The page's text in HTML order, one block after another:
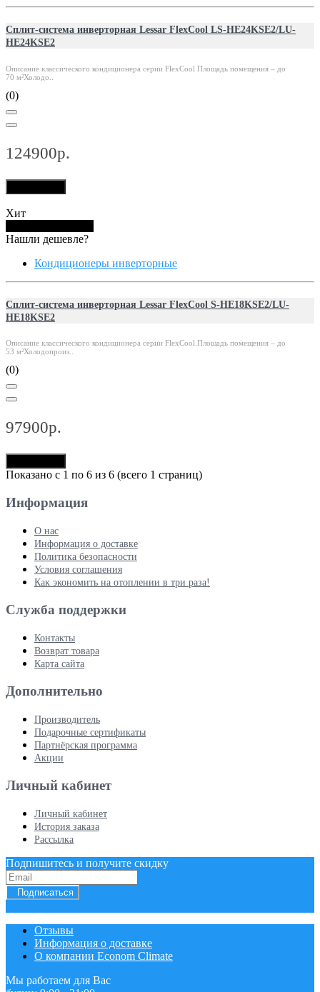
Сплит-система инверторная Lessar FlexCool LS-HE24KSE2/LU-
HE24KSE2
Описание классического кондиционера серии FlexCool Площадь помещения – до
70 м²Холодо..
(0)
124900р.
Хит
Нашли дешевле?
Кондиционеры инверторные
Сплит-система инверторная Lessar FlexCool S-HE18KSE2/LU-
HE18KSE2
Описание классического кондиционера серии FlexCool.Площадь помещения – до
53 м²Холодопроиз..
(0)
97900р.
Показано с 1 по 6 из 6 (всего 1 страниц)
Информация
О нас
Информация о доставке
Политика безопасности
Условия соглашения
Как экономить на отоплении в три раза!
Служба поддержки
Контакты
Возврат товара
Карта сайта
Дополнительно
Производитель
Подарочные сертификаты
Партнёрская программа
Акции
Личный кабинет
Личный кабинет
История заказа
Рассылка
Подпишитесь и получите скидку
Подписаться
Отзывы
Информация о доставке
О компании Econom Climate
Мы работаем для Вас